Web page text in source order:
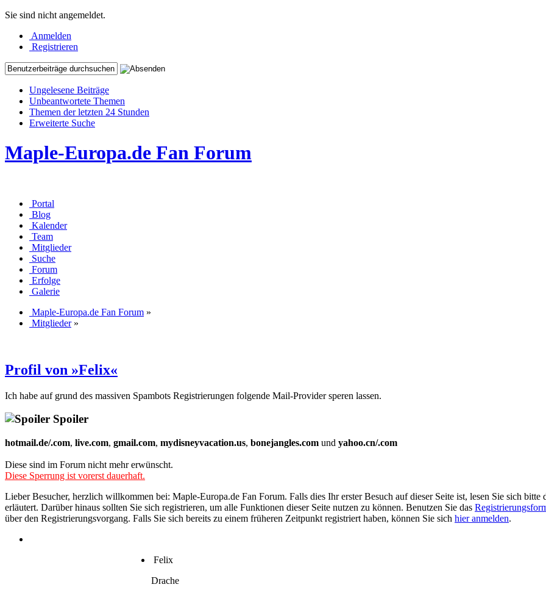
Sie sind nicht angemeldet.
Anmelden
Registrieren
Ungelesene Beiträge
Unbeantwortete Themen
Themen der letzten 24 Stunden
Erweiterte Suche
Maple-Europa.de Fan Forum
Portal
Blog
Kalender
Team
Mitglieder
Suche
Forum
Erfolge
Galerie
Maple-Europa.de Fan Forum »
Mitglieder»
Profil von »Felix«
Ich habe auf grund des massiven Spambots Registrierungen folgende Mail-Provider speren lassen.
Spoiler
hotmail.de/.com, live.com, gmail.com, mydisneyvacation.us, bonejangles.com und yahoo.cn/.com
Diese sind im Forum nicht mehr erwünscht.
Diese Sperrung ist vorerst dauerhaft.
Lieber Besucher, herzlich willkommen bei: Maple-Europa.de Fan Forum. Falls dies Ihr erster Besuch auf dieser Seite ist, lesen Sie sich bitte
erläutert. Darüber hinaus sollten Sie sich registrieren, um alle Funktionen dieser Seite nutzen zu können. Benutzen Sie das
über den Registrierungsvorgang. Falls Sie sich bereits zu einem früheren Zeitpunkt registriert haben, können Sie sich hier anmelden.
Felix
Drache